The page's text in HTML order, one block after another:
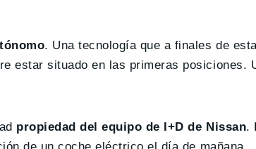
. Una tecnología que a finales de
estar situado en las primeras posiciones.
propiedad del equipo de I+D de Nissan.